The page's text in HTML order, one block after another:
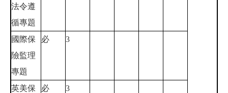
法令遵
循專題
國際保
險監理
專題
必 3
英美保
必 3